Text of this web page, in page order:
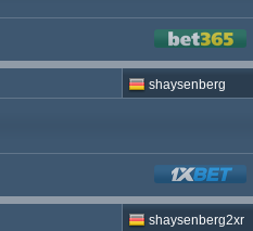
shaysenberg
shaysenberg2xr